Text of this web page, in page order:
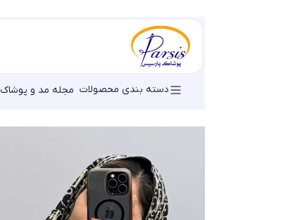
دسته بندی محصولات مجله مد و پوشاک